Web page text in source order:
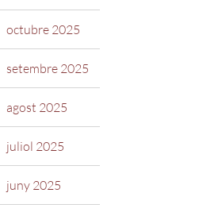
octubre 2025
setembre 2025
agost 2025
juliol 2025
juny 2025